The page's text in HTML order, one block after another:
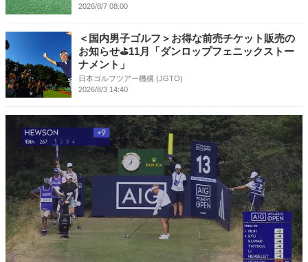
2026/8/7 08:00
＜国内男子ゴルフ＞お得な前売チケット販売の
お知らせ⛳11月「ダンロップフェニックストー
ナメント」
日本ゴルフツアー機構 (JGTO)
2026/8/3 14:40